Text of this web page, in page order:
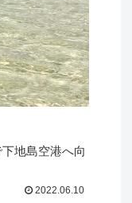
地島空港へ向
2022.06.10